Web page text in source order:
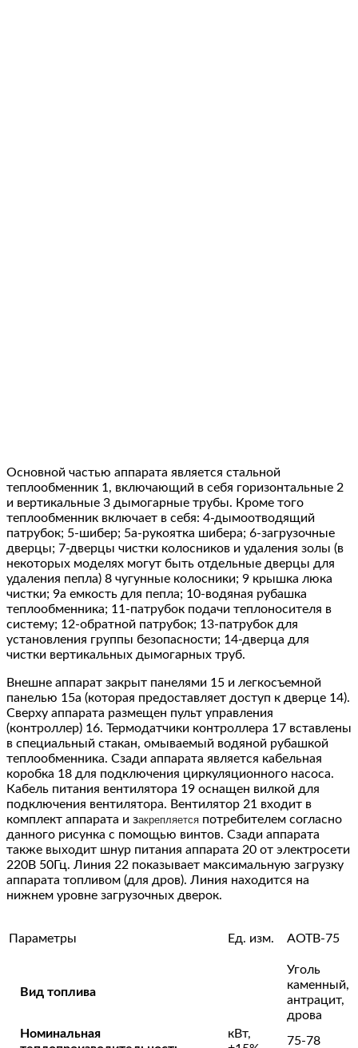
Основной частью аппарата является стальной
теплообменник 1, включающий в себя горизонтальные 2
и вертикальные 3 дымогарные трубы. Кроме того
теплообменник включает в себя: 4-дымоотводящий
патрубок; 5-шибер; 5а-рукоятка шибера; 6-загрузочные
дверцы; 7-дверцы чистки колосников и удаления золы (в
некоторых моделях могут быть отдельные дверцы для
удаления пепла) 8 чугунные колосники; 9 крышка люка
чистки; 9а емкость для пепла; 10-водяная рубашка
теплообменника; 11-патрубок подачи теплоносителя в
систему; 12-обратной патрубок; 13-патрубок для
установления группы безопасности; 14-дверца для
чистки вертикальных дымогарных труб.
Внешне аппарат закрыт панелями 15 и легкосъемной
панелью 15а (которая предоставляет доступ к дверце 14).
Сверху аппарата размещен пульт управления
(контроллер) 16. Термодатчики контроллера 17 вставлены
в специальный стакан, омываемый водяной рубашкой
теплообменника. Сзади аппарата является кабельная
коробка 18 для подключения циркуляционного насоса.
Кабель питания вентилятора 19 оснащен вилкой для
подключения вентилятора. Вентилятор 21 входит в
комплект аппарата и закрепляется потребителем согласно
данного рисунка с помощью винтов. Сзади аппарата
также выходит шнур питания аппарата 20 от электросети
220В 50Гц. Линия 22 показывает максимальную загрузку
аппарата топливом (для дров). Линия находится на
нижнем уровне загрузочных дверок.
Параметры Ед. изм. АОТВ-75
Вид топлива
Уголь
каменный,
антрацит,
дрова
Номинальная
кВт,
75-78